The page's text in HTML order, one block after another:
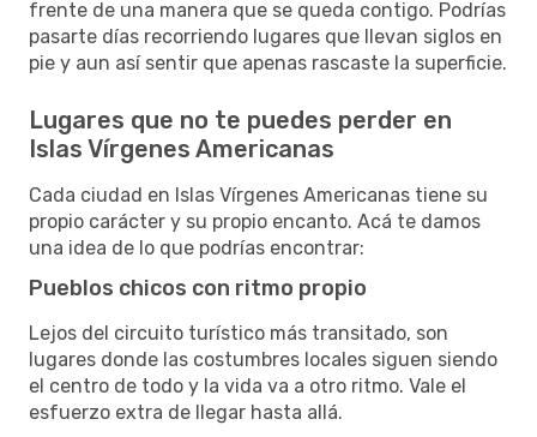
frente de una manera que se queda contigo. Podrías
pasarte días recorriendo lugares que llevan siglos en
pie y aun así sentir que apenas rascaste la superficie.
Lugares que no te puedes perder en
Islas Vírgenes Americanas
Cada ciudad en Islas Vírgenes Americanas tiene su
propio carácter y su propio encanto. Acá te damos
una idea de lo que podrías encontrar:
Pueblos chicos con ritmo propio
Lejos del circuito turístico más transitado, son
lugares donde las costumbres locales siguen siendo
el centro de todo y la vida va a otro ritmo. Vale el
esfuerzo extra de llegar hasta allá.